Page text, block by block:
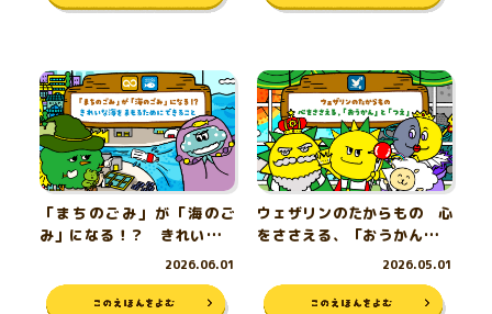
「まちのごみ」が「海のご
み」になる！？ きれいなう
みを まもるために できること
2026.06.01
ウェザリンのたからもの 心
をささえる、「おうかん」と
2026.05.01